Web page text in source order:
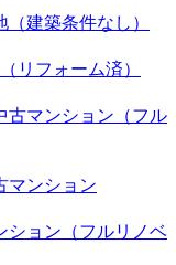
建築条件なし）
リフォーム済）
古マンション（フル
マンション
ション（フルリノベ